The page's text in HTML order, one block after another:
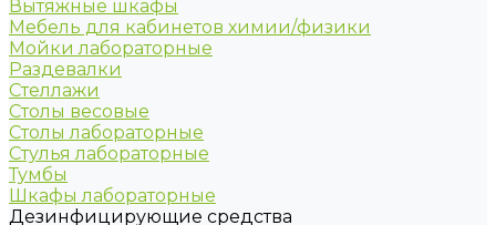
Вытяжные шкафы
Мебель для кабинетов химии/физики
Мойки лабораторные
Раздевалки
Стеллажи
Столы весовые
Столы лабораторные
Стулья лабораторные
Тумбы
Шкафы лабораторные
Дезинфицирующие средства